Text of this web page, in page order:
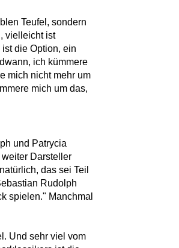
Teufel, sondern
vielleicht ist
die Option, ein
ich kümmere
mich nicht mehr um
mich um das,
und Patrycia
Darsteller
das sei Teil
Rudolph
spielen." Manchmal
Und sehr viel vom